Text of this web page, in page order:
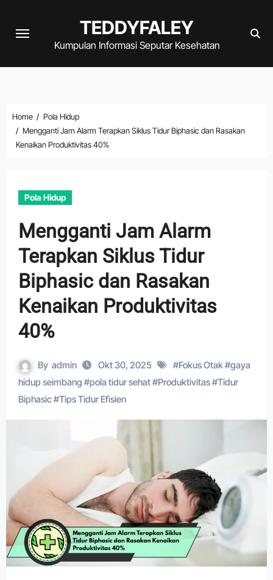
TEDDYFALEY
Kumpulan Informasi Seputar Kesehatan
Home
Pola Hidup
Mengganti Jam Alarm Terapkan Siklus Tidur Biphasic dan Rasakan
Kenaikan Produktivitas 40%
Pola Hidup
Mengganti Jam Alarm
Terapkan Siklus Tidur
Biphasic dan Rasakan
Kenaikan Produktivitas
40%
By admin Okt 30, 2025 #Fokus Otak#gaya
hidup seimbang #pola tidur sehat#Produktivitas#Tidur
Biphasic#Tips Tidur Efisien